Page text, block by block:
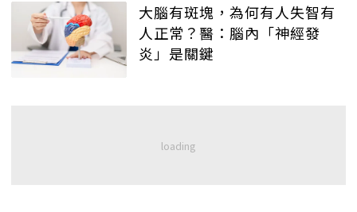
大腦有斑塊，為何有人失智有
人正常？醫：腦內「神經發
炎」是關鍵